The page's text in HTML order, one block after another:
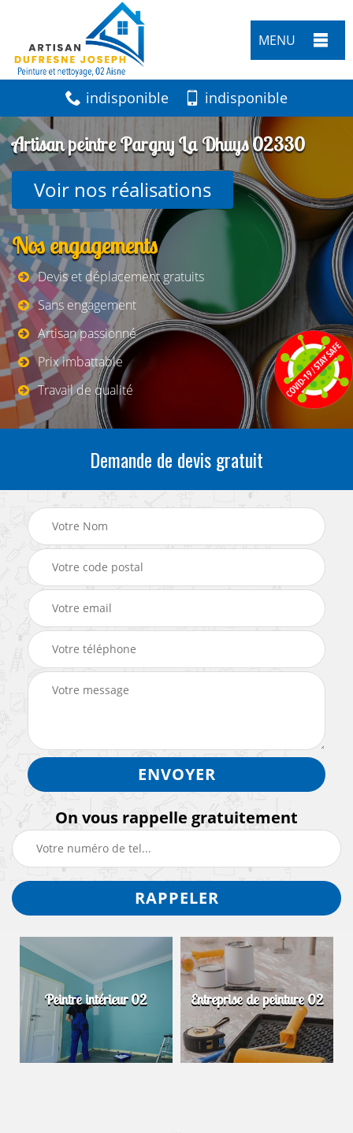
MENU
indisponible indisponible
Artisan peintre Pargny La Dhuys 02330
Voir nos réalisations
Nos engagements
Devis et déplacement gratuits
Sans engagement
Artisan passionné
Prix imbattable
Travail de qualité
Demande de devis gratuit
On vous rappelle gratuitement
Peintre intérieur 02 Entreprise de peinture 02